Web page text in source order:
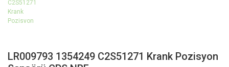
LR009793 1354249 C2S51271 Krank Pozisyon